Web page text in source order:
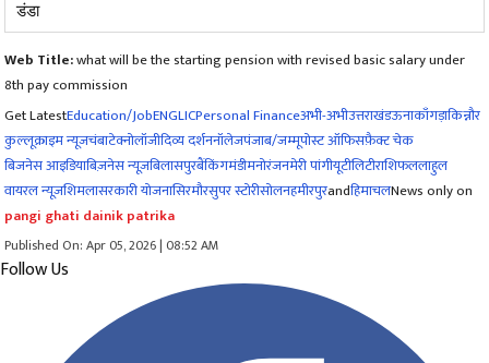
डंडा
Web Title:what will be the starting pension with revised basic salary under
8th pay commission
Get LatestEducation/JobENGLICPersonal Financeअभी-अभीउत्तराखंडऊनाकाँगड़ाकिन्नौर
कुल्लूक्राइम न्यूजचंबाटेक्नोलॉजीदिव्य दर्शननॉलेजपंजाब/जम्मूपोस्ट ऑफिसफ़ैक्ट चेक
बिजनेस आइडियाबिज़नेस न्यूज़बिलासपुरबैंकिंगमंडीमनोरंजनमेरी पांगीयूटीलिटीराशिफललाहुल
वायरल न्यूज़शिमलासरकारी योजनासिरमौरसुपर स्टोरीसोलनहमीरपुरandहिमाचलNews only on
pangi ghati dainik patrika
Published On: Apr 05, 2026 | 08:52 AM
Follow Us